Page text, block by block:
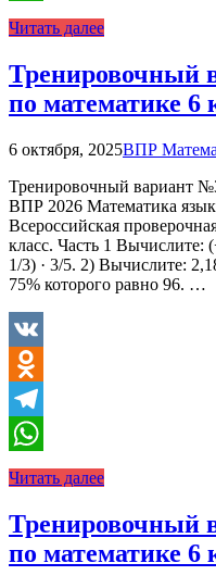
WhatsApp
Читать далее
Тренировочный
по математике 6
6 октября, 2025ВПР
Тренировочный вариант
ВПР 2026 Математика
Всероссийская
класс. Часть 1 Вычислите:
1/3) · 3/5. 2) Вычислите:
75% которого равно 96. …
VK
Odnoklassniki
Telegram
WhatsApp
Читать далее
Тренировочный
по математике 6